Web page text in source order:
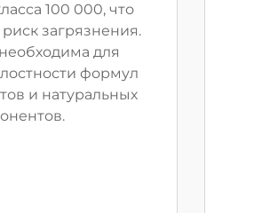
100 000, что
загрязнения.
для
формул
и натуральных